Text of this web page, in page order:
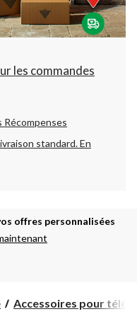
les commandes
standard.En
offres personnalisées
Accessoires pour